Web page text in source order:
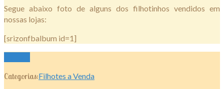
Segue abaixo foto de alguns dos filhotinhos vendidos em
nossas lojas:
[srizonfbalbum id=1]
Categorias:Filhotes a Venda